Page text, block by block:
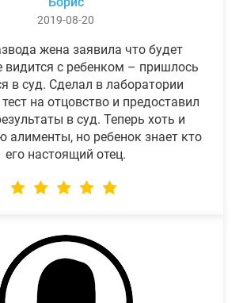
2019-08-20
жена заявила что будет
видится с ребенком – пришлось
в суд. Сделал в лаборатории
на отцовство и предоставил
в суд. Теперь хоть и
алименты, но ребенок знает кто
его настоящий отец.